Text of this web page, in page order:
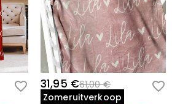
31,95 €61,00 €
Zomeruitverkoop